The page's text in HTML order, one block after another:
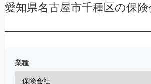
愛知県名古屋市千種区の保
業種